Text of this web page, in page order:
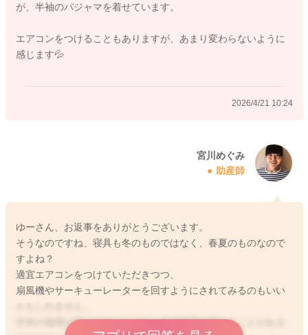
が、半袖のパジャマを着せています。
エアコンをつけることもありますが、あまり変わらないように
感じます💦
2026/4/21 10:24
宮川めぐみ
助産師
ゆーさん、お返事をありがとうございます。
そうなのですね、寝具も冬のものではなく、春夏のものなので
すよね？
適宜エアコンをつけていただきつつ、
扇風機やサーキューレーターを回すようにされてみるのもいい
空気の循環が絶えずあることで、体感温度も変わることがある